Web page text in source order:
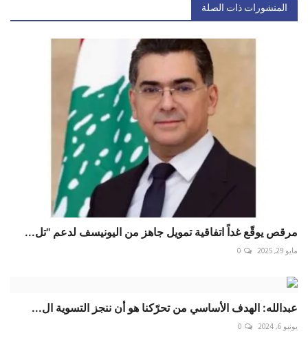
المنشورات ذات الصلة
مرقص يوقّع غداً اتفاقية تمويل جاهز من اليونيسف لدعم "تل...
مايو 29, 2025 0
عبدالله: الهدف الأساسي من تحرّكنا هو أن ننجز التسوية ال...
يونيو 6, 2024 0